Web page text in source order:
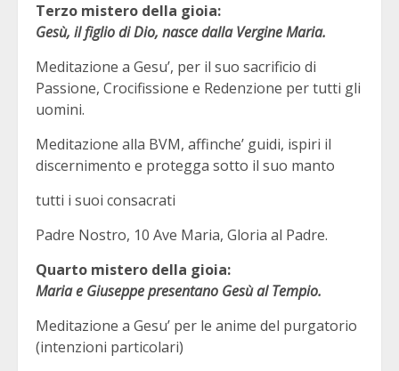
Terzo mistero della gioia:
Gesù, il figlio di Dio, nasce dalla Vergine Maria.
Meditazione a Gesu’, per il suo sacrificio di
Passione, Crocifissione e Redenzione per tutti gli
uomini.
Meditazione alla BVM, affinche’ guidi, ispiri il
discernimento e protegga sotto il suo manto
tutti i suoi consacrati
Padre Nostro, 10 Ave Maria, Gloria al Padre.
Quarto mistero della gioia:
Maria e Giuseppe presentano Gesù al Tempio.
Meditazione a Gesu’ per le anime del purgatorio
(intenzioni particolari)